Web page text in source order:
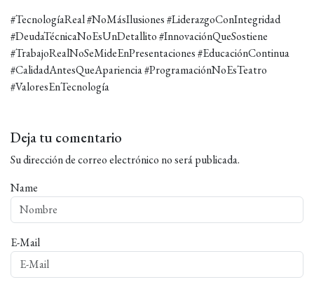
#TecnologíaReal #NoMásIlusiones #LiderazgoConIntegridad
#DeudaTécnicaNoEsUnDetallito #InnovaciónQueSostiene
#TrabajoRealNoSeMideEnPresentaciones #EducaciónContinua
#CalidadAntesQueApariencia #ProgramaciónNoEsTeatro
#ValoresEnTecnología
Deja tu comentario
Su dirección de correo electrónico no será publicada.
Name
E-Mail